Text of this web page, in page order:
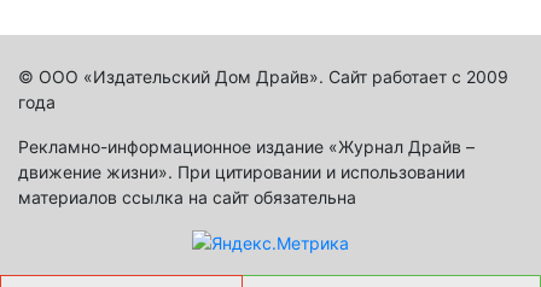
© ООО «Издательский Дом Драйв». Сайт работает с 2009
года
Рекламно-информационное издание «Журнал Драйв –
движение жизни». При цитировании и использовании
материалов ссылка на сайт обязательна